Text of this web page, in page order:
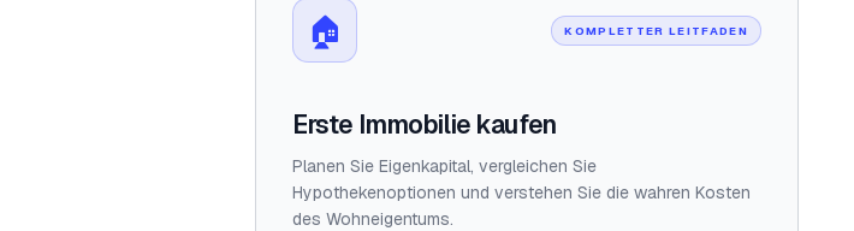
🏠 KOMPLETTER LEITFADEN
Erste Immobilie kaufen
Planen Sie Eigenkapital, vergleichen Sie
Hypothekenoptionen und verstehen Sie die wahren Kosten
des Wohneigentums.